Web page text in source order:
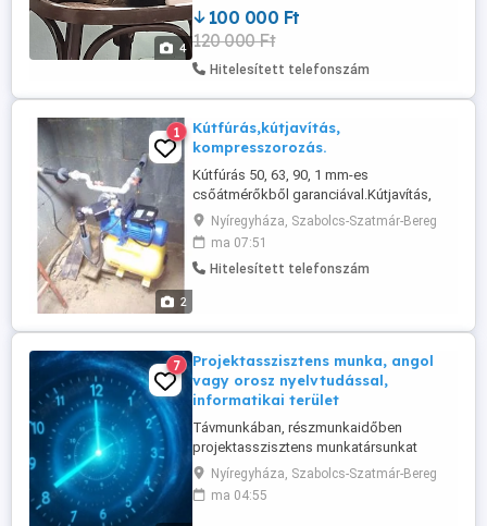
4
100 000 Ft
120 000 Ft
Hitelesített telefonszám
2
1
Kútfúrás,kútjavítás,
kompresszorozás.
Kútfúrás 50, 63, 90, 1 mm-es
csőátmérőkből garanciával.Kútjavítás,
kompresszorozás.Meglévő kutak
javítása, tisztítása üzembe
helyezése.Szivattyúk, házívízellátók
forgalmazása beszerelése. Tel:0630 444-
Nyíregyháza, Szabolcs-Szatmár-Bereg
ma 07:51
Hitelesített telefonszám
7
Projektasszisztens munka, angol
vagy orosz nyelvtudással,
informatikai terület
Távmunkában, részmunkaidőben
projektasszisztens munkatársunkat
keressük. Diákmunkást is szívesen látunk,
feltéve hogy kellően komoly.
Versenyképes díjazás, heti kifizetéssel. A
Nyíregyháza, Szabolcs-Szatmár-Bereg
ma 04:55